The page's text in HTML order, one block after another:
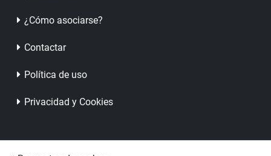
¿Cómo asociarse?
Contactar
Política de uso
Privacidad y Cookies